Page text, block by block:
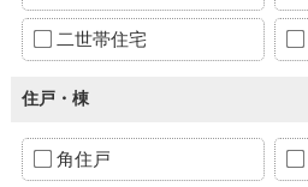
二世帯住宅
住戸・棟
角住戸